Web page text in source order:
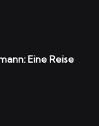
Eine Reise